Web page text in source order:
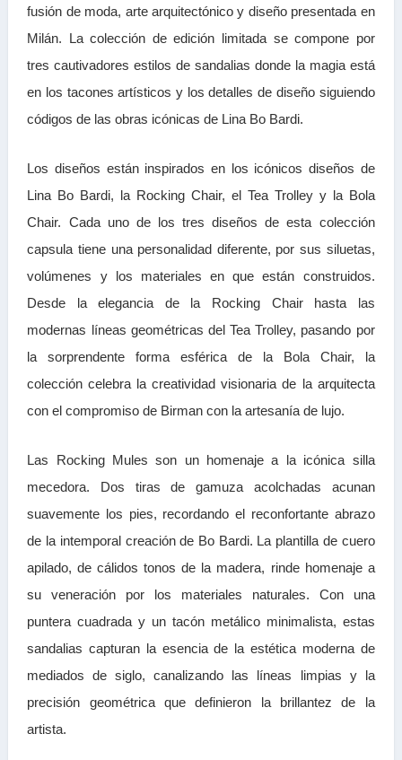
fusión de moda, arte arquitectónico y diseño presentada en
Milán. La colección de edición limitada se compone por
tres cautivadores estilos de sandalias donde la magia está
en los tacones artísticos y los detalles de diseño siguiendo
códigos de las obras icónicas de Lina Bo Bardi.
Los diseños están inspirados en los icónicos diseños de
Lina Bo Bardi, la Rocking Chair, el Tea Trolley y la Bola
Chair. Cada uno de los tres diseños de esta colección
capsula tiene una personalidad diferente, por sus siluetas,
volúmenes y los materiales en que están construidos.
Desde la elegancia de la Rocking Chair hasta las
modernas líneas geométricas del Tea Trolley, pasando por
la sorprendente forma esférica de la Bola Chair, la
colección celebra la creatividad visionaria de la arquitecta
con el compromiso de Birman con la artesanía de lujo.
Las Rocking Mules son un homenaje a la icónica silla
mecedora. Dos tiras de gamuza acolchadas acunan
suavemente los pies, recordando el reconfortante abrazo
de la intemporal creación de Bo Bardi. La plantilla de cuero
apilado, de cálidos tonos de la madera, rinde homenaje a
su veneración por los materiales naturales. Con una
puntera cuadrada y un tacón metálico minimalista, estas
sandalias capturan la esencia de la estética moderna de
mediados de siglo, canalizando las líneas limpias y la
precisión geométrica que definieron la brillantez de la
artista.